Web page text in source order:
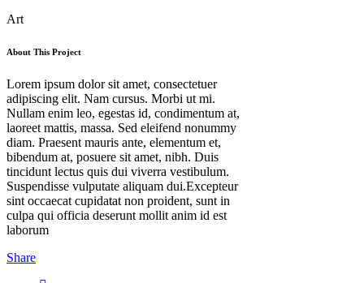
Art
About This Project
Lorem ipsum dolor sit amet, consectetuer
adipiscing elit. Nam cursus. Morbi ut mi.
Nullam enim leo, egestas id, condimentum at,
laoreet mattis, massa. Sed eleifend nonummy
diam. Praesent mauris ante, elementum et,
bibendum at, posuere sit amet, nibh. Duis
tincidunt lectus quis dui viverra vestibulum.
Suspendisse vulputate aliquam dui.Excepteur
sint occaecat cupidatat non proident, sunt in
culpa qui officia deserunt mollit anim id est
laborum
Share